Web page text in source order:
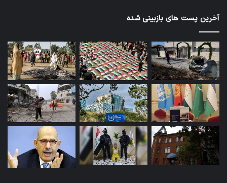
آخرین پست های بازبینی شده